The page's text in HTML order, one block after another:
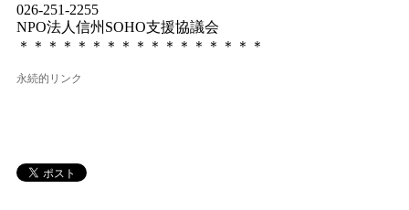
026-251-2255
NPO法人信州SOHO支援協議会
＊＊＊＊＊＊＊＊＊＊＊＊＊＊＊＊＊
永続的リンク